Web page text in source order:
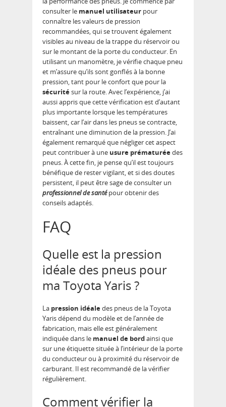
consulter le manuel utilisateur pour
connaître les valeurs de pression
recommandées, qui se trouvent également
visibles au niveau de la trappe du réservoir ou
sur le montant de la porte du conducteur. En
utilisant un manomètre, je vérifie chaque pneu
et m’assure qu’ils sont gonflés à la bonne
pression, tant pour le confort que pour la
sécuritésur la route. Avec l’expérience, j’ai
aussi appris que cette vérification est d’autant
plus importante lorsque les températures
baissent, car l’air dans les pneus se contracte,
entraînant une diminution de la pression. J’ai
également remarqué que négliger cet aspect
peut contribuer à une usure prématuréedes
pneus. À cette fin, je pense qu’il est toujours
bénéfique de rester vigilant, et si des doutes
persistent, il peut être sage de consulter un
professionnel de santépour obtenir des
conseils adaptés.
FAQ
Quelle est la pression
idéale des pneus pour
ma Toyota Yaris ?
La pression idéaledes pneus de la Toyota
Yaris dépend du modèle et de l’année de
fabrication, mais elle est généralement
indiquée dans le manuel de bordainsi que
sur une étiquette située à l’intérieur de la porte
du conducteur ou à proximité du réservoir de
carburant. Il est recommandé de la vérifier
régulièrement.
Comment vérifier la